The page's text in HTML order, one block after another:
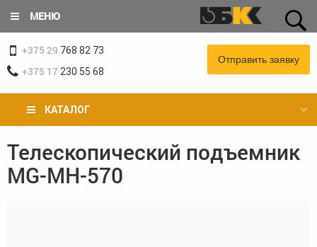
основному
содержанию
МЕНЮ
+375 29 768 82 73
+375 17 230 55 68
Отправить заявку
КАТАЛОГ
Вы
здесь
Телескопический подъемник
MG-MH-570